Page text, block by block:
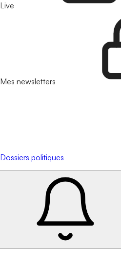
Live
Mes newsletters
Dossiers politiques